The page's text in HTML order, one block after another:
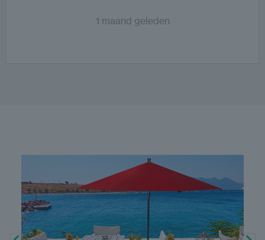
4 months ago